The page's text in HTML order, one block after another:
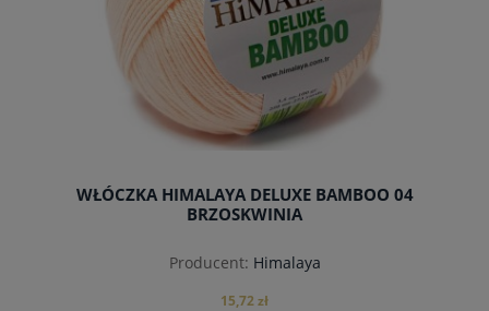
WŁÓCZKA HIMALAYA DELUXE BAMBOO 04
BRZOSKWINIA
Producent: Himalaya
15,72 zł